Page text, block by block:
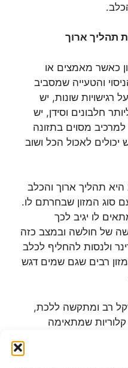
תהליך ארוך
כאשר מאמצים או
והטעייה שמסביב
רגישויות שונות, יש
חלבונים וסידן, יש
למרכיב מסוים בתזונה
לאכול הכל ושוב
תהליך ארוך והכלב
סוג המזון שבחרתם לו.
לו יגיב לכך
של חולשה ובמצב כזה
ולנסות להחליף לכלב
רבים שגם שמים דגש
רב ומתקשה ללכת,
קלוריות שמתאימה
שמתחילים
כדי לקבוע שזו